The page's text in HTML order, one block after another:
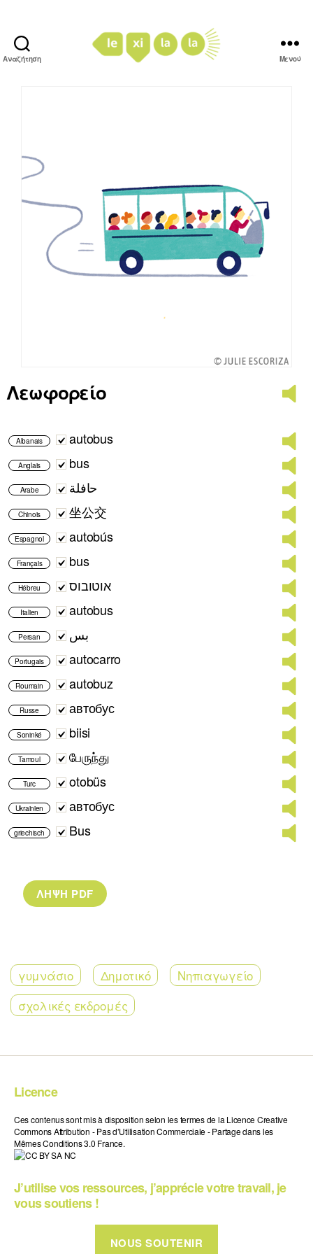
Αναζήτηση Μενού
Λεωφορείο
Albanais autobus
Anglais bus
Arabe حافلة
Chinois 坐公交
Espagnol autobús
Français bus
Hébreu אוטובוס
Italien autobus
Persan بس
Portugais autocarro
Roumain autobuz
Russe автобус
Soninké biisi
Tamoul பேருந்து
Turc otobüs
Ukrainien автобус
griechisch Bus
γυμνάσιο Δημοτικό
Νηπιαγωγείο
σχολικές εκδρομές
Licence
Ces contenus sont mis à disposition selon les termes de la Licence Creative
Commons Attribution - Pas d’Utilisation Commerciale - Partage dans les
Mêmes Conditions 3.0 France.
J’utilise vos ressources, j’apprécie votre travail, je
vous soutiens !
NOUS SOUTENIR